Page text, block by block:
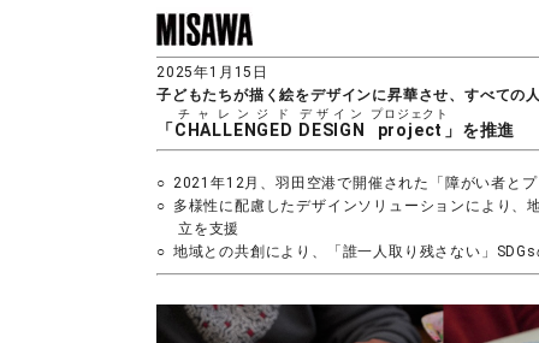
2025年1月15日
子どもたちが描く絵をデザインに昇華させ、すべての
「CHALLENGED
チャレンジド
DESIGN
デザイン
project
プロジェクト
」を推進
2021年12月、羽田空港で開催された「障がい者と
多様性に配慮したデザインソリューションにより
立を支援
地域との共創により、「誰一人取り残さない」